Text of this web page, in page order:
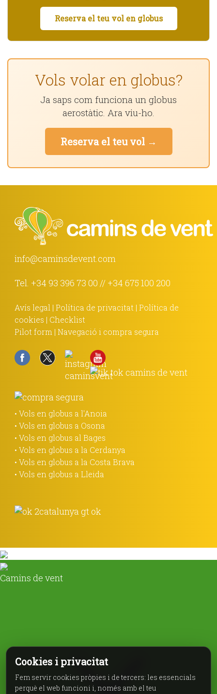
Reserva el teu vol en globus
Vols volar en globus?
Ja saps com funciona un globus
aerostàtic. Ara viu-ho.
Reserva el teu vol →
info@caminsdevent.com
Tel. +34 93 396 73 00 // +34 675 100 200
Avís legal | Política de privacitat | Política de
cookies | Checklist
Pilot form | Navegació i compra segura
• Vols en globus a l'Anoia
• Vols en globus a Osona
• Vols en globus al Bages
• Vols en globus a la Cerdanya
• Vols en globus a la Costa Brava
• Vols en globus a Lleida
Camins de vent
Cookies i privacitat
Fem servir cookies pròpies i de tercers: les essencials
perquè el web funcioni i, només amb el teu